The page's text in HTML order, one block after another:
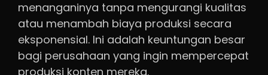
menanganinya tanpa mengurangi kualitas
atau menambah biaya produksi secara
eksponensial. Ini adalah keuntungan besar
bagi perusahaan yang ingin mempercepat
produksi konten mereka.